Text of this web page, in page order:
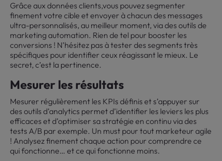
Grâce aux données clients,vous pouvez segmenter
finement votre cible et envoyer à chacun des messages
ultra-personnalisés, au meilleur moment, via des outils de
marketing automation. Rien de tel pour booster les
conversions ! N’hésitez pas à tester des segments très
spécifiques pour identifier ceux réagissant le mieux. Le
secret, c’est la pertinence.
Mesurer les résultats
Mesurer régulièrement les KPIs définis et s’appuyer sur
des outils d’analytics permet d’identifier les leviers les plus
efficaces et d’optimiser sa stratégie en continu via des
tests A/B par exemple. Un must pour tout marketeur agile
! Analysez finement chaque action pour comprendre ce
qui fonctionne… et ce qui fonctionne moins.